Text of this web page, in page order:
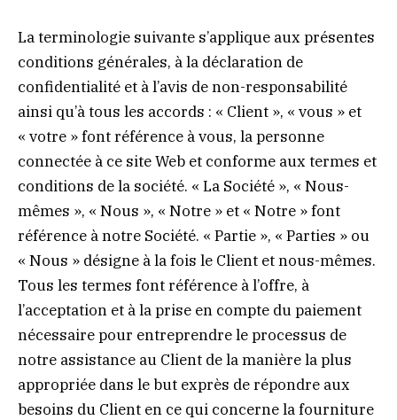
La terminologie suivante s’applique aux présentes
conditions générales, à la déclaration de
confidentialité et à l’avis de non-responsabilité
ainsi qu’à tous les accords : « Client », « vous » et
« votre » font référence à vous, la personne
connectée à ce site Web et conforme aux termes et
conditions de la société. « La Société », « Nous-
mêmes », « Nous », « Notre » et « Notre » font
référence à notre Société. « Partie », « Parties » ou
« Nous » désigne à la fois le Client et nous-mêmes.
Tous les termes font référence à l’offre, à
l’acceptation et à la prise en compte du paiement
nécessaire pour entreprendre le processus de
notre assistance au Client de la manière la plus
appropriée dans le but exprès de répondre aux
besoins du Client en ce qui concerne la fourniture